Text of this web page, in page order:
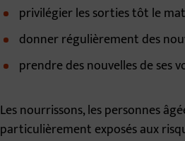
privilégier les sorties tôt le
donner régulièrement des
prendre des nouvelles de ses
Les nourrissons, les personnes
particulièrement exposés aux